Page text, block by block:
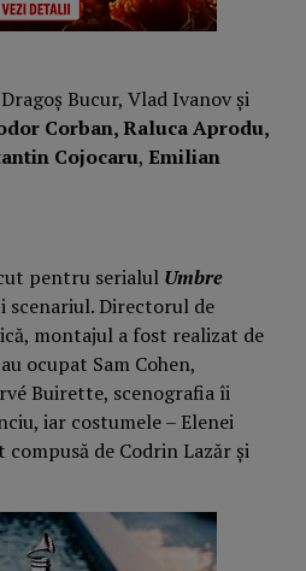
Bucur, Vlad Ivanov și
Corban, Raluca Aprodu,
Cojocaru, Emilian
pentru serialul Umbre
scenariul. Directorul de
montajul a fost realizat de
ocupat Sam Cohen,
Buirette, scenografia îi
iar costumele – Elenei
compusă de Codrin Lazăr și